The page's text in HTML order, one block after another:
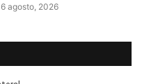
6 agosto, 2026